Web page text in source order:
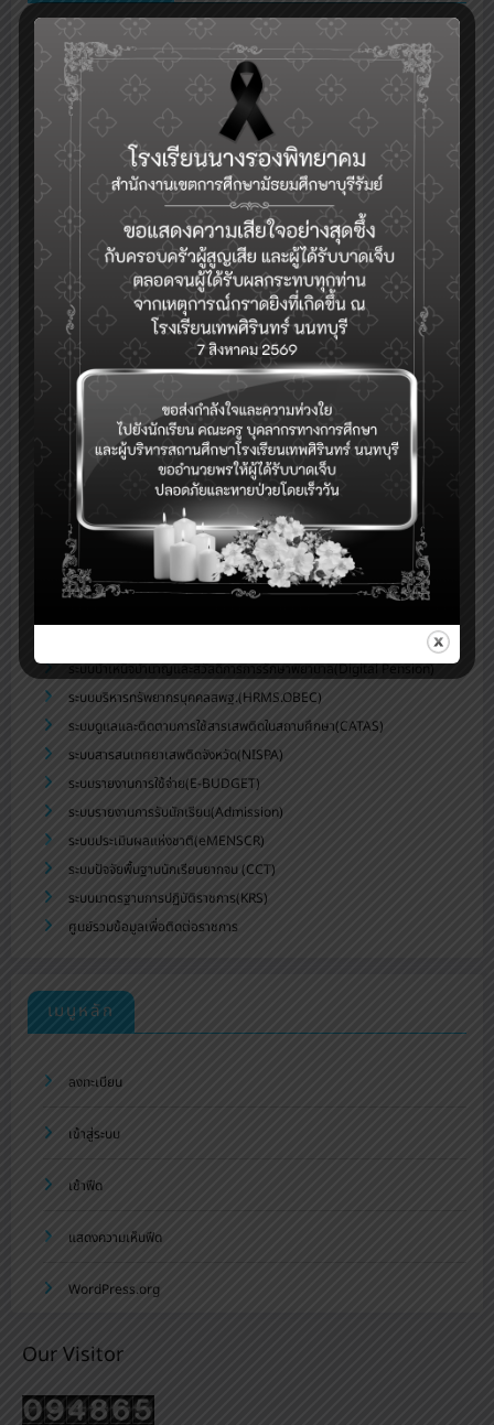
กลุ่มงานบริหารวิชาการ
ระบบเช็คชื่อออนไลน์(toSchool)
ระบบงานทะเบียน-วัดผล-ดูผลการเรียน(SGS)
รับสมัครคัดเลือกบุคคลเพื่อเป็นลูกจ้างชั่วคราว (Application for
Temporary Employee Positions)
ระบบจองห้อง/สถานที่
ระบบสำรวจแววความสามารถพิเศษ(วัดแวว)
การแนะแนวดูแลสุขภาพจิตนักเรียนและระบบการดูแลช่วยเหลือนักเรียนใน
สถานศึกษา สังกัด สพฐ.(hero OBEC care)
ปฏิทินกิจกรรม
eDOC-ระบบสารบรรณอิเล็กทรอนิกส์
eDMS-ระบบการจัดการเอกสารอิเล็กทรอนิกส์
eBooking-ระบบจองห้องประชุม
ระบบสนับสนุนการบริหารจัดการสำนักงานเขตพื้นที่การศึกษา(AMSS++)
ระบบตรวจสอบเงินเดือน (E-Money)
ระบบบริหารจัดการข้อมูลสารสนเทศของสถานศึกษา สพม.บุรีรัมย์
ระบบจัดเก็บข้อมูลนักเรียนรายบุคคล (DMC)
ระบบดูแลช่วยเหลือนักเรียน สพม.บุรีรัมย์(Care for All)
ระบบสำนักงานอิเล็กทรอนิกส์(Smart OBEC)
ระบบสนับสนุนการบริหารจัดการสถานศึกษา(smss)
ระบบบำเหน็จบำนาญและสวัสดิการการรักษาพยาบาล(Digital Pension)
ระบบบริหารทรัพยากรบุคคลสพฐ.(HRMS.OBEC)
ระบบดูแลและติดตามการใช้สารเสพติดในสถานศึกษา(CATAS)
ระบบสารสนเทศยาเสพติดจังหวัด(NISPA)
ระบบรายงานการใช้จ่าย(E-BUDGET)
ระบบรายงานการรับนักเรียน(Admission)
ระบบประเมินผลแห่งชาติ(eMENSCR)
ระบบปัจจัยพื้นฐานนักเรียนยากจน (CCT)
ระบบมาตรฐานการปฏิบัติราชการ(KRS)
ศูนย์รวมข้อมูลเพื่อติดต่อราชการ
เมนูหลัก
ลงทะเบียน
เข้าสู่ระบบ
เข้าฟีด
แสดงความเห็นฟีด
WordPress.org
Our Visitor